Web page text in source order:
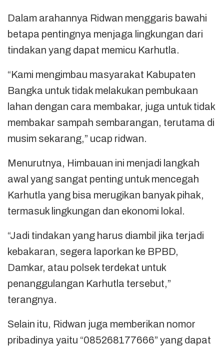
Dalam arahannya Ridwan menggaris bawahi
betapa pentingnya menjaga lingkungan dari
tindakan yang dapat memicu Karhutla.
“Kami mengimbau masyarakat Kabupaten
Bangka untuk tidak melakukan pembukaan
lahan dengan cara membakar, juga untuk tidak
membakar sampah sembarangan, terutama di
musim sekarang,” ucap ridwan.
Menurutnya, Himbauan ini menjadi langkah
awal yang sangat penting untuk mencegah
Karhutla yang bisa merugikan banyak pihak,
termasuk lingkungan dan ekonomi lokal.
“Jadi tindakan yang harus diambil jika terjadi
kebakaran, segera laporkan ke BPBD,
Damkar, atau polsek terdekat untuk
penanggulangan Karhutla tersebut,”
terangnya.
Selain itu, Ridwan juga memberikan nomor
pribadinya yaitu “085268177666” yang dapat